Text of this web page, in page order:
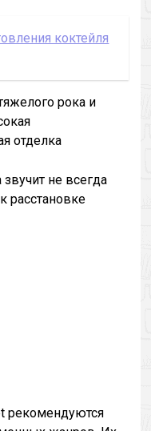
коктейля
рока и
отделка
не всегда
расстановке
рекомендуются